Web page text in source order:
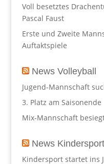
Voll besetztes
Pascal Faust
Erste und Zweite
Auftaktspiele
News Volleyball
Jugend-Mannschaft
3. Platz am Saisonende
Mix-Mannschaft
News Kindersport
Kindersport startet ins